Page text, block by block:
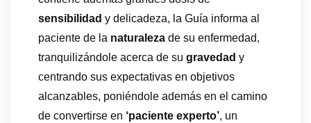
sensibilidad y delicadeza, la Guía informa al
paciente de la naturaleza de su enfermedad,
tranquilizándole acerca de su gravedad y
centrando sus expectativas en objetivos
alcanzables, poniéndole además en el camino
de convertirse en ‘paciente experto’, un